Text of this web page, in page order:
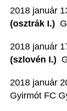
2018
(osztrák I.) 
2018
(szlovén I.)
2018
Gyirmót FC